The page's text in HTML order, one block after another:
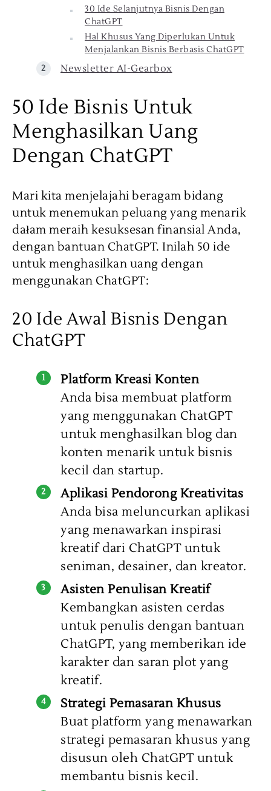
30 Ide Selanjutnya Bisnis Dengan
ChatGPT
Hal Khusus Yang Diperlukan Untuk
Menjalankan Bisnis Berbasis ChatGPT
Newsletter AI-Gearbox
50 Ide Bisnis Untuk
Menghasilkan Uang
Dengan ChatGPT
Mari kita menjelajahi beragam bidang
untuk menemukan peluang yang menarik
dałam meraih kesuksesan finansial Anda,
dengan bantuan ChatGPT. Inilah 50 ide
untuk menghasilkan uang dengan
menggunakan ChatGPT:
20 Ide Awal Bisnis Dengan
ChatGPT
Platform Kreasi Konten
Anda bisa membuat platform
yang menggunakan ChatGPT
untuk menghasilkan blog dan
konten menarik untuk bisnis
kecil dan startup.
Aplikasi Pendorong Kreativitas
Anda bisa meluncurkan aplikasi
yang menawarkan inspirasi
kreatif dari ChatGPT untuk
seniman, desainer, dan kreator.
Asisten Penulisan Kreatif
Kembangkan asisten cerdas
untuk penulis dengan bantuan
ChatGPT, yang memberikan ide
karakter dan saran plot yang
kreatif.
Strategi Pemasaran Khusus
Buat platform yang menawarkan
strategi pemasaran khusus yang
disusun oleh ChatGPT untuk
membantu bisnis kecil.